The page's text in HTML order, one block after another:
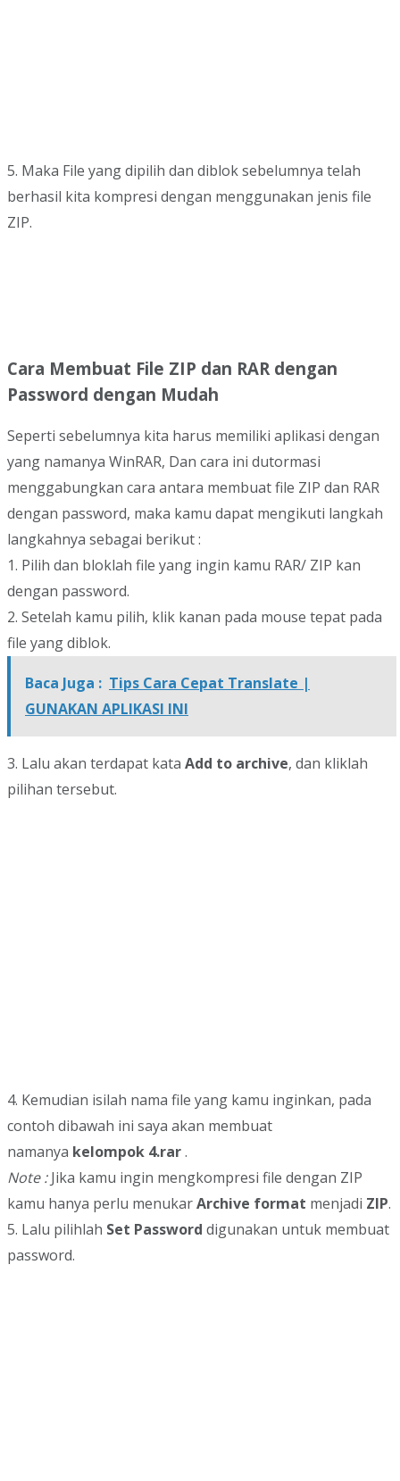
5. Maka File yang dipilih dan diblok sebelumnya telah
berhasil kita kompresi dengan menggunakan jenis file
ZIP.
Cara Membuat File ZIP dan RAR dengan
Password dengan Mudah
Seperti sebelumnya kita harus memiliki aplikasi dengan
yang namanya WinRAR, Dan cara ini dutormasi
menggabungkan cara antara membuat file ZIP dan RAR
dengan password, maka kamu dapat mengikuti langkah
langkahnya sebagai berikut :
1. Pilih dan bloklah file yang ingin kamu RAR/ ZIP kan
dengan password.
2. Setelah kamu pilih, klik kanan pada mouse tepat pada
file yang diblok.
Baca Juga : Tips Cara Cepat Translate |
GUNAKAN APLIKASI INI
3. Lalu akan terdapat kata Add to archive, dan kliklah
pilihan tersebut.
4. Kemudian isilah nama file yang kamu inginkan, pada
contoh dibawah ini saya akan membuat
namanya kelompok 4.rar.
Note :Jika kamu ingin mengkompresi file dengan ZIP
kamu hanya perlu menukarArchive format menjadi ZIP.
5. Lalu pilihlah Set Password digunakan untuk membuat
password.